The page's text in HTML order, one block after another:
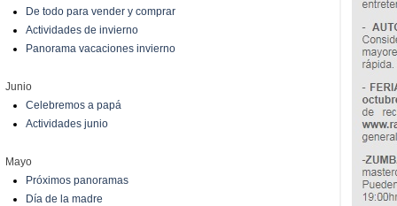
De todo para vender y comprar
Actividades de invierno
Panorama vacaciones invierno
Junio
Celebremos a papá
Actividades junio
Mayo
Próximos panoramas
Día de la madre